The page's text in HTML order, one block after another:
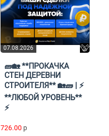
07.08.2026
🧱🏡 **ПРОКАЧКА
СТЕН ДЕРЕВНИ
СТРОИТЕЛЯ** 🏡🧱 | ⚡
**ЛЮБОЙ УРОВЕНЬ**
⚡
726.00 p